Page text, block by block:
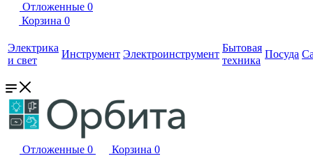
Отложенные 0
Корзина 0
Электрика
и свет
Инструмент Электроинструмент
Бытовая
техника
Посуда
Отложенные 0 Корзина 0